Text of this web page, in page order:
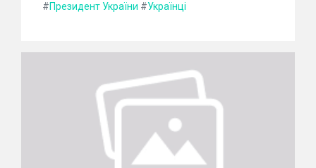
#Президент України #Українці